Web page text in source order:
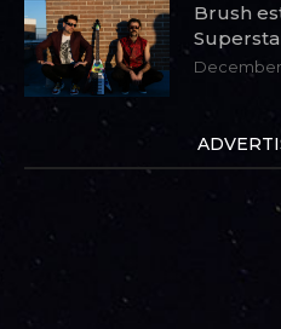
Brush
December